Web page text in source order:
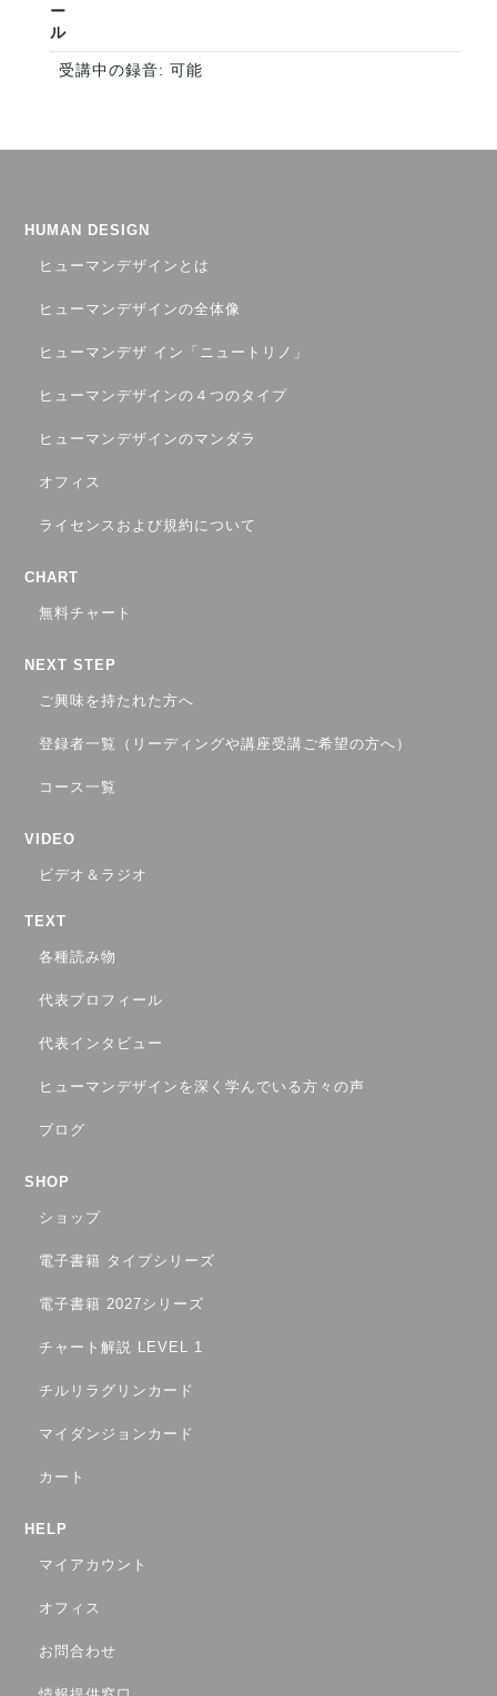
ー
ル
受講中の録音: 可能
HUMAN DESIGN
ヒューマンデザインとは
ヒューマンデザインの全体像
ヒューマンデザ イン「ニュートリノ」
ヒューマンデザインの４つのタイプ
ヒューマンデザインのマンダラ
オフィス
ライセンスおよび規約について
CHART
無料チャート
NEXT STEP
ご興味を持たれた方へ
登録者一覧（リーディングや講座受講ご希望の方へ）
コース一覧
VIDEO
ビデオ＆ラジオ
TEXT
各種読み物
代表プロフィール
代表インタビュー
ヒューマンデザインを深く学んでいる方々の声
ブログ
SHOP
ショップ
電子書籍 タイプシリーズ
電子書籍 2027シリーズ
チャート解説 LEVEL 1
チルリラグリンカード
マイダンジョンカード
カート
HELP
マイアカウント
オフィス
お問合わせ